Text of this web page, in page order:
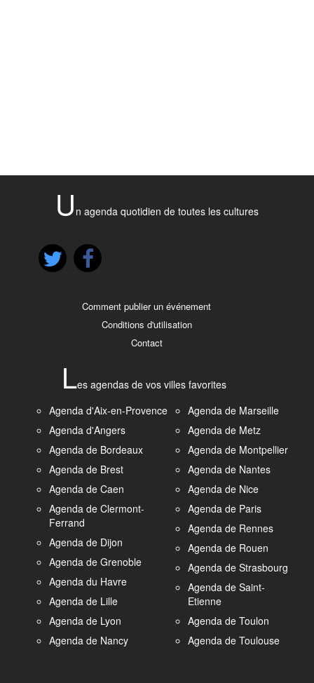
U n agenda quotidien de toutes les cultures
Comment publier un événement
Conditions d'utilisation
Contact
Les agendas de vos villes favorites
Agenda d'Aix-en-Provence
Agenda d'Angers
Agenda de Bordeaux
Agenda de Brest
Agenda de Caen
Agenda de Clermont-
Ferrand
Agenda de Dijon
Agenda de Grenoble
Agenda du Havre
Agenda de Lille
Agenda de Lyon
Agenda de Nancy
Agenda de Marseille
Agenda de Metz
Agenda de Montpellier
Agenda de Nantes
Agenda de Nice
Agenda de Paris
Agenda de Rennes
Agenda de Rouen
Agenda de Strasbourg
Agenda de Saint-
Etienne
Agenda de Toulon
Agenda de Toulouse